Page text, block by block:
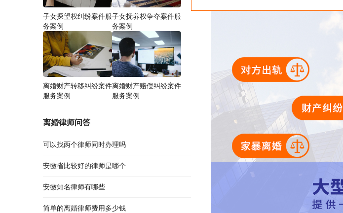
子女探望权纠纷案件服
务案例
子女抚养权争夺案件服
务案例
离婚财产转移纠纷案件
服务案例
离婚财产赔偿纠纷案件
服务案例
离婚律师问答
可以找两个律师同时办理吗
安徽省比较好的律师是哪个
安徽知名律师有哪些
简单的离婚律师费用多少钱